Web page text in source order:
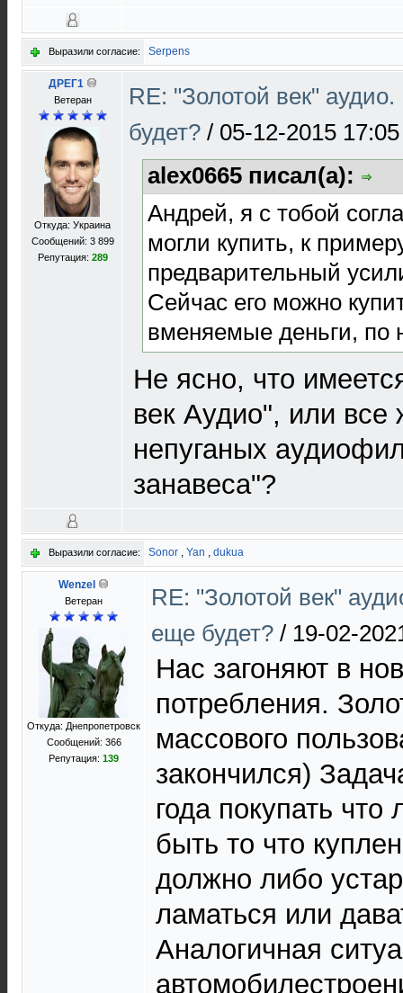
Выразили согласие: Serpens
ДРЕГ1
Bетеран
Откуда: Украина
Сообщений: 3 899
Репутация: 289
RE: "Золотой век"
будет? / 05-12-2015 17:05
alex0665 писал(а):
Андрей, я с тобой
могли купить, к
предварительный
Сейчас его можно
вменяемые деньги,
Не ясно, что
век Аудио", или
непуганых
занавеса"?
Выразили согласие: Sonor , Yan , dukua
Wenzel
Ветеран
Откуда: Днепропетровск
Сообщений: 366
Репутация: 139
RE: "Золотой век"
еще будет? / 19-02-
Нас загоняют в
потребления.
массового
закончился)
года покупать
быть то что
должно либо
ламаться или
Аналогичная